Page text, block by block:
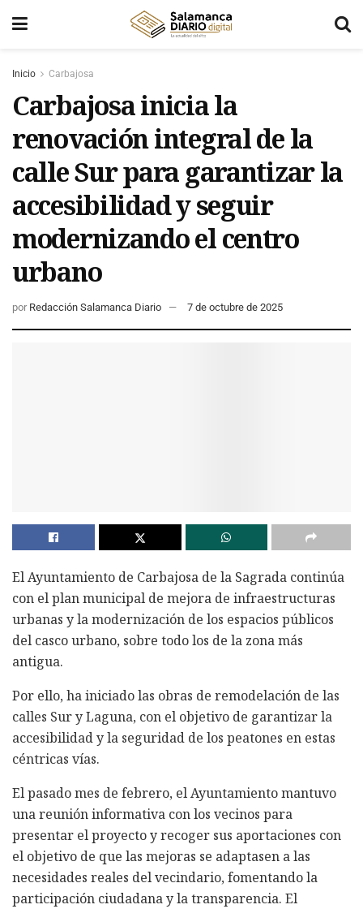
Inicio Carbajosa
Carbajosa inicia la
renovación integral de la
calle Sur para garantizar la
accesibilidad y seguir
modernizando el centro
urbano
por Redacción Salamanca Diario 7 de octubre de 2025
El Ayuntamiento de Carbajosa de la Sagrada continúa
con el plan municipal de mejora de infraestructuras
urbanas y la modernización de los espacios públicos
del casco urbano, sobre todo los de la zona más
antigua.
Por ello, ha iniciado las obras de remodelación de las
calles Sur y Laguna, con el objetivo de garantizar la
accesibilidad y la seguridad de los peatones en estas
céntricas vías.
El pasado mes de febrero, el Ayuntamiento mantuvo
una reunión informativa con los vecinos para
presentar el proyecto y recoger sus aportaciones con
el objetivo de que las mejoras se adaptasen a las
necesidades reales del vecindario, fomentando la
participación ciudadana y la transparencia. El